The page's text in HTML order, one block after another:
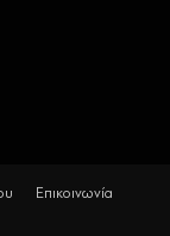
Επικοινωνία